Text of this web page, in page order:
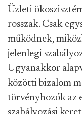
Üzleti
rosszak. Csak
működnek,
jelenlegi
Ugyanakkor
közötti bizalom
törvényhozók az